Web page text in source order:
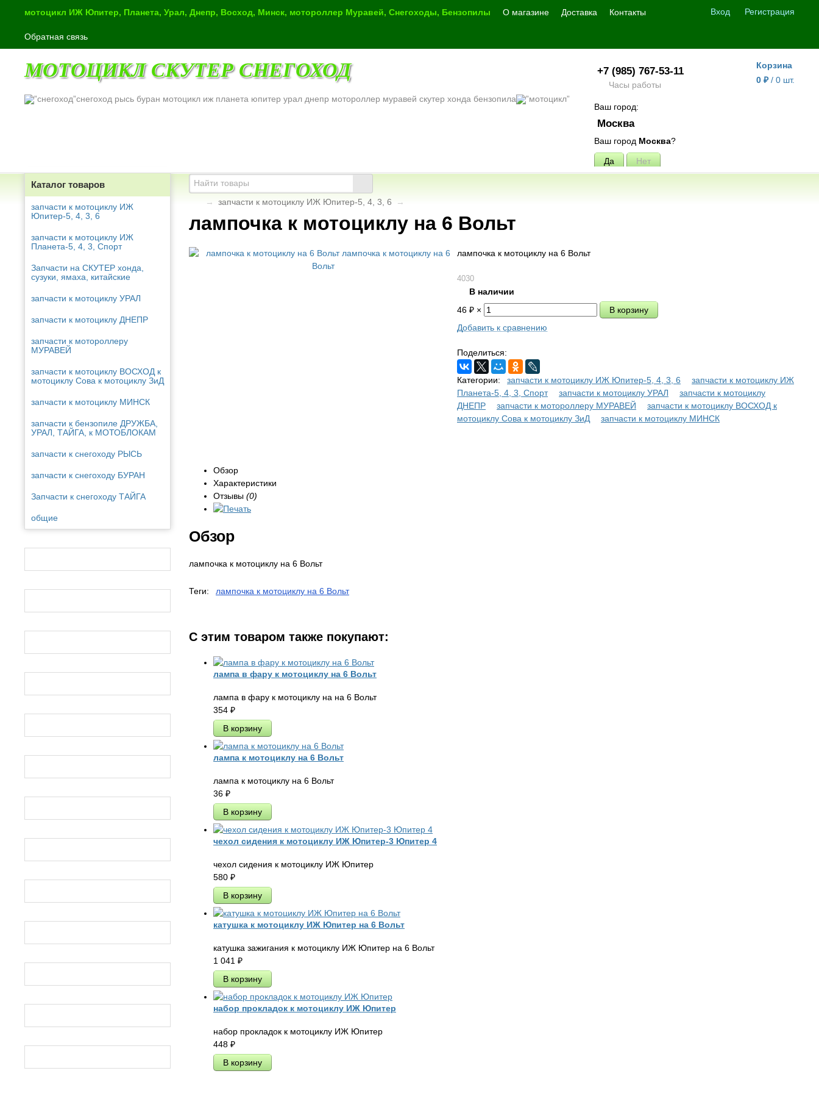
Вход Регистрация
мотоцикл ИЖ Юпитер, Планета, Урал, Днепр, Восход, Минск, мотороллер Муравей, Снегоходы, Бензопилы О магазине Доставка Контакты
Обратная связь
МОТОЦИКЛ СКУТЕР СНЕГОХОД
снегоход рысь буран мотоцикл иж планета юпитер урал днепр мотороллер муравей скутер хонда бензопила
+7 (985) 767-53-11
Часы работы
Ваш город:
Москва
Ваш город Москва?
Корзина
0 ₽ / 0 шт.
Каталог товаров
запчасти к мотоциклу ИЖ
Юпитер-5, 4, 3, 6
запчасти к мотоциклу ИЖ
Планета-5, 4, 3, Спорт
Запчасти на СКУТЕР хонда,
сузуки, ямаха, китайские
запчасти к мотоциклу УРАЛ
запчасти к мотоциклу ДНЕПР
запчасти к мотороллеру
МУРАВЕЙ
запчасти к мотоциклу ВОСХОД к
мотоциклу Сова к мотоциклу ЗиД
запчасти к мотоциклу МИНСК
запчасти к бензопиле ДРУЖБА,
УРАЛ, ТАЙГА, к МОТОБЛОКАМ
запчасти к снегоходу РЫСЬ
запчасти к снегоходу БУРАН
Запчасти к снегоходу ТАЙГА
общие
→ запчасти к мотоциклу ИЖ Юпитер-5, 4, 3, 6 →
лампочка к мотоциклу на 6 Вольт
лампочка к мотоциклу на 6 Вольт
4030
В наличии
46 ₽ ×
Добавить к сравнению
Поделиться:
Категории: запчасти к мотоциклу ИЖ Юпитер-5, 4, 3, 6
запчасти к мотоциклу ИЖ
Планета-5, 4, 3, Спорт
запчасти к мотоциклу УРАЛ
запчасти к мотоциклу
ДНЕПР
запчасти к мотороллеру МУРАВЕЙ
запчасти к мотоциклу ВОСХОД к
мотоциклу Сова к мотоциклу ЗиД
запчасти к мотоциклу МИНСК
Обзор
Характеристики
Отзывы (0)
Обзор
лампочка к мотоциклу на 6 Вольт
Теги: лампочка к мотоциклу на 6 Вольт
С этим товаром также покупают:
лампа в фару к мотоциклу на 6 Вольт
лампа в фару к мотоциклу на на 6 Вольт
354 ₽
лампа к мотоциклу на 6 Вольт
лампа к мотоциклу на 6 Вольт
36 ₽
чехол сидения к мотоциклу ИЖ Юпитер-3 Юпитер 4
чехол сидения к мотоциклу ИЖ Юпитер
580 ₽
катушка к мотоциклу ИЖ Юпитер на 6 Вольт
катушка зажигания к мотоциклу ИЖ Юпитер на 6 Вольт
1 041 ₽
набор прокладок к мотоциклу ИЖ Юпитер
набор прокладок к мотоциклу ИЖ Юпитер
448 ₽